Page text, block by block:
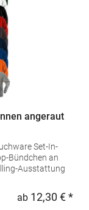
angeraut
Polyester),
ab 12,30 € *